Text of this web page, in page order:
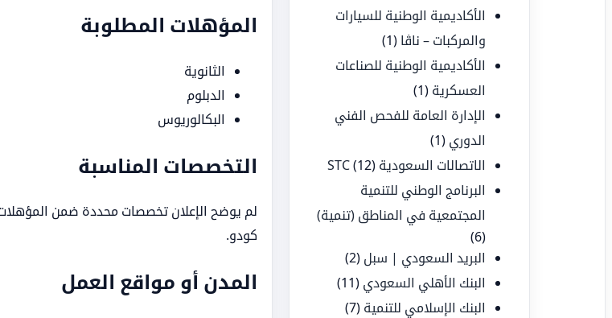
الأكاديمية الوطنية للسيارات
والمركبات – ناڤا (1)
الأكاديمية الوطنية للصناعات
العسكرية (1)
الإدارة العامة للفحص الفني
الدوري (1)
الاتصالات السعودية STC (12)
البرنامج الوطني للتنمية
المجتمعية في المناطق (تنمية)
(6)
البريد السعودي | سبل (2)
البنك الأهلي السعودي (11)
البنك الإسلامي للتنمية (7)
المؤهلات المطلوبة
الثانوية
الدبلوم
البكالوريوس
التخصصات المناسبة
لم يوضح الإعلان تخصصات محددة ضمن
كودو.
المدن أو مواقع العمل